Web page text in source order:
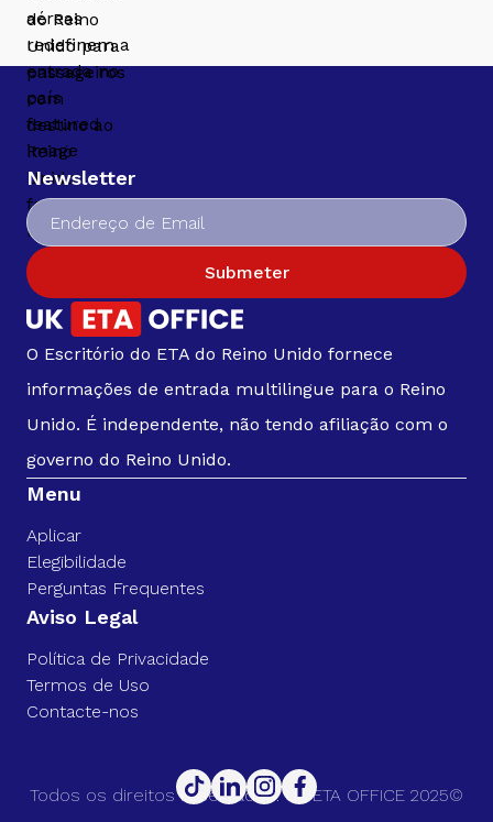
Newsletter
Submeter
O Escritório do ETA do Reino Unido fornece
informações de entrada multilingue para o Reino
Unido. É independente, não tendo afiliação com o
governo do Reino Unido.
Menu
Aplicar
Elegibilidade
Perguntas Frequentes
Aviso Legal
Política de Privacidade
Termos de Uso
Contacte-nos
Todos os direitos reservados. UK ETA OFFICE 2025©